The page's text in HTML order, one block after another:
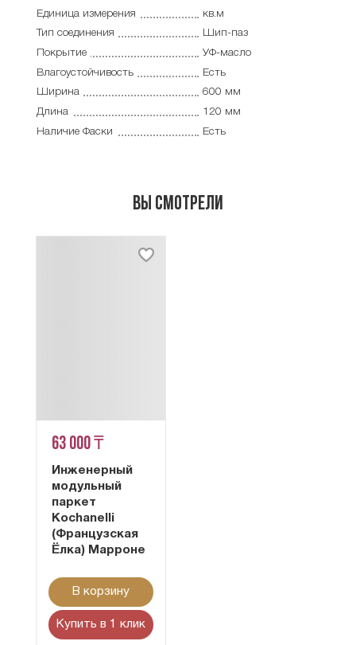
Единица измерения
кв.м
Тип соединения
Шип-паз
Покрытие
УФ-масло
Влагоустойчивость
Есть
Ширина
600 мм
Длина
120 мм
Наличие Фаски
Есть
Вы смотрели
63 000 ₸
Инженерный
модульный
паркет
Kochanelli
(Французская
Ёлка) Марроне
В корзину
Купить в 1 клик